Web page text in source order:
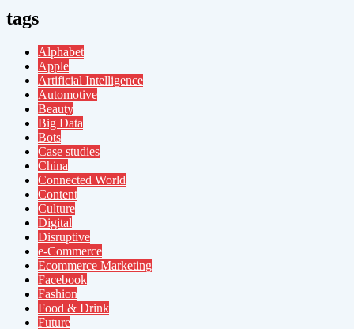
tags
Alphabet
Apple
Artificial Intelligence
Automotive
Beauty
Big Data
Bots
Case studies
China
Connected World
Content
Culture
Digital
Disruptive
e-Commerce
Ecommerce Marketing
Facebook
Fashion
Food & Drink
Future